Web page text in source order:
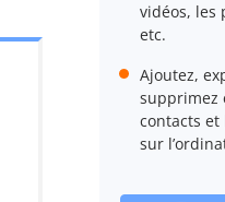
vidéos, les
etc.
Ajoutez,
supprimez
contacts
sur